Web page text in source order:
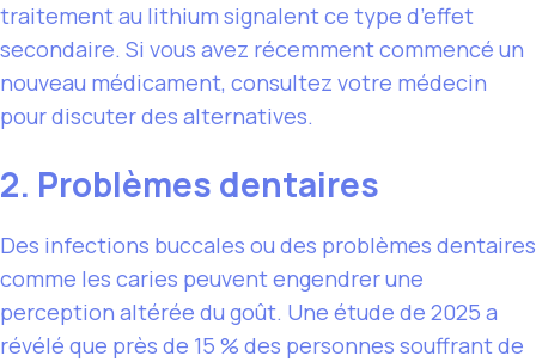
traitement au lithium signalent ce type d’effet
secondaire. Si vous avez récemment commencé un
nouveau médicament, consultez votre médecin
pour discuter des alternatives.
2. Problèmes dentaires
Des infections buccales ou des problèmes dentaires
comme les caries peuvent engendrer une
perception altérée du goût. Une étude de 2025 a
révélé que près de 15 % des personnes souffrant de